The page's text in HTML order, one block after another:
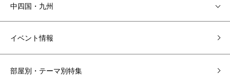
中四国・九州
イベント情報
部屋別・テーマ別特集